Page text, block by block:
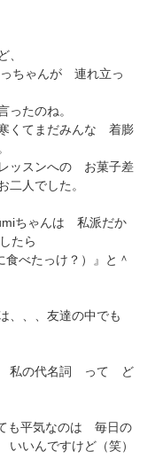
、
ちゃんが 連れ立っ
たのね。
くてまだみんな 着膨
ッスンへの お菓子差
人でした。
ちゃんは 私派だか
たら
べたっけ？）』と＾
、、、友達の中でも
の代名詞 って ど
平気なのは 毎日の
いんですけど（笑）